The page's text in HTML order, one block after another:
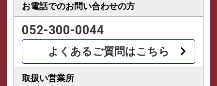
お電話でのお問い合わせの方
052-300-0044
よくあるご質問はこちら
取扱い営業所